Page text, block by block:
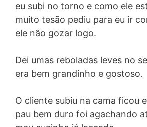
eu subi no torno e como ele
muito tesão pediu para eu ir
ele não gozar logo.
Dei umas reboladas leves no
era bem grandinho e gostoso.
O cliente subiu na cama ficou
pau bem duro foi agachando